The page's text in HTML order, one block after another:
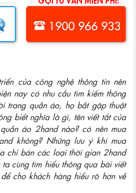
của công nghệ thông tin nên
nay có nhu cầu tìm kiếm thông
trang quần áo, họ bắt gặp thuật
biết nghĩa là gì, tên viết tắt của
áo 2hand nào? có nên mua
không? Những lưu ý khi mua
chỉ bán các loại thời gian 2hand
cùng tìm hiểu thông qua bài viết
cho khách hàng hiểu rõ hơn về